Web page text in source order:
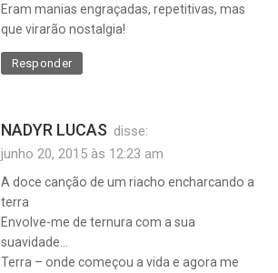
Eram manias engraçadas, repetitivas, mas
que virarão nostalgia!
Responder
NADYR LUCAS disse:
junho 20, 2015 às 12:23 am
A doce canção de um riacho encharcando a
terra
Envolve-me de ternura com a sua
suavidade…
Terra – onde começou a vida e agora me